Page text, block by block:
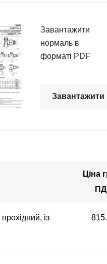
Завантажити
нормаль в
форматі PDF
Завантажити
Ціна
із